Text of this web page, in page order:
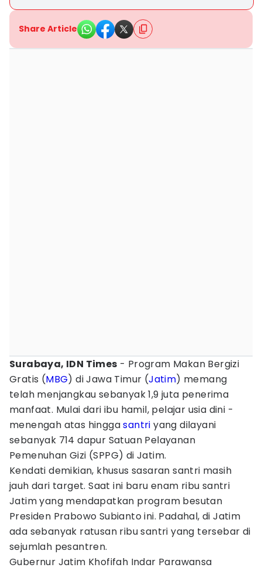
Share Article
Surabaya, IDN Times - Program Makan Bergizi
Gratis (MBG) di Jawa Timur (Jatim) memang
telah menjangkau sebanyak 1,9 juta penerima
manfaat. Mulai dari ibu hamil, pelajar usia dini -
menengah atas hinggasantri yang dilayani
sebanyak 714 dapur Satuan Pelayanan
Pemenuhan Gizi (SPPG) di Jatim.
Kendati demikian, khusus sasaran santri masih
jauh dari target. Saat ini baru enam ribu santri
Jatim yang mendapatkan program besutan
Presiden Prabowo Subianto ini. Padahal, di Jatim
ada sebanyak ratusan ribu santri yang tersebar di
sejumlah pesantren.
Gubernur Jatim Khofifah Indar Parawansa